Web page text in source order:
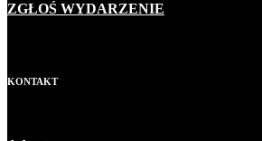
ZGŁOŚ WYDARZENIE
KONTAKT